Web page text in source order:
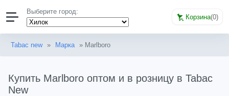
Выберите город:
Корзина(0)
Tabac new » Марка » Marlboro
Купить Marlboro оптом и в розницу в Tabac
New